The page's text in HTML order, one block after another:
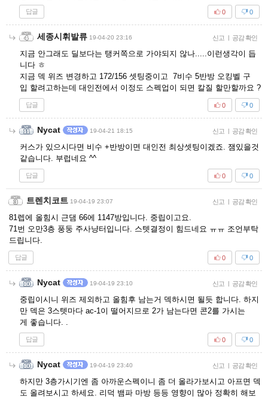
답글 0
0
세종시휘발류 19-04-20 23:16 신고 | 공감 확인
지금 안그래도 딜보다는 탱커쪽으로 가야되지 않나.....이런생각이 듭
니다 ㅎ
지금 덱 위즈 변경하고 172/156 셋팅중이고 7비수 5반방 오킹벨 구
입 할려고하는데 대인전에서 이정도 스펙업이 되면 칼질 할만할까요 ?
답글 0
0
Nycat 19-04-21 18:15 신고 | 공감 확인
커스가 있으시다면 비수 +반방이면 대인전 최상셋팅이겠죠. 잼있을것
같습니다. 부럽네요 ^^
답글 0
0
트렌치코트 19-04-19 23:07 신고 | 공감 확인
81렙에 올힘시 근댐 66에 1147방입니다. 중립이고요.
71번 오만3층 풍둥 주사냥터입니다. 스텟결정이 힘드네요 ㅠㅠ 조언부탁
드립니다.
답글 0
0
Nycat 19-04-19 23:10 신고 | 공감 확인
중립이시니 위즈 제외하고 올힘후 남는거 덱하시면 될듯 합니다. 하지
만 덱은 3스텟마다 ac-1이 떨어지므로 2가 남는다면 콘2를 가시는
게 좋습니다. .
답글 0
0
Nycat 19-04-19 23:40 신고 | 공감 확인
하지만 3층가시기엔 좀 아까운스펙이니 좀 더 올라가보시고 아프면 덱
도 올려보시고 하세요. 리덕 뱀파 마방 등등 영향이 많아 정확히 해보